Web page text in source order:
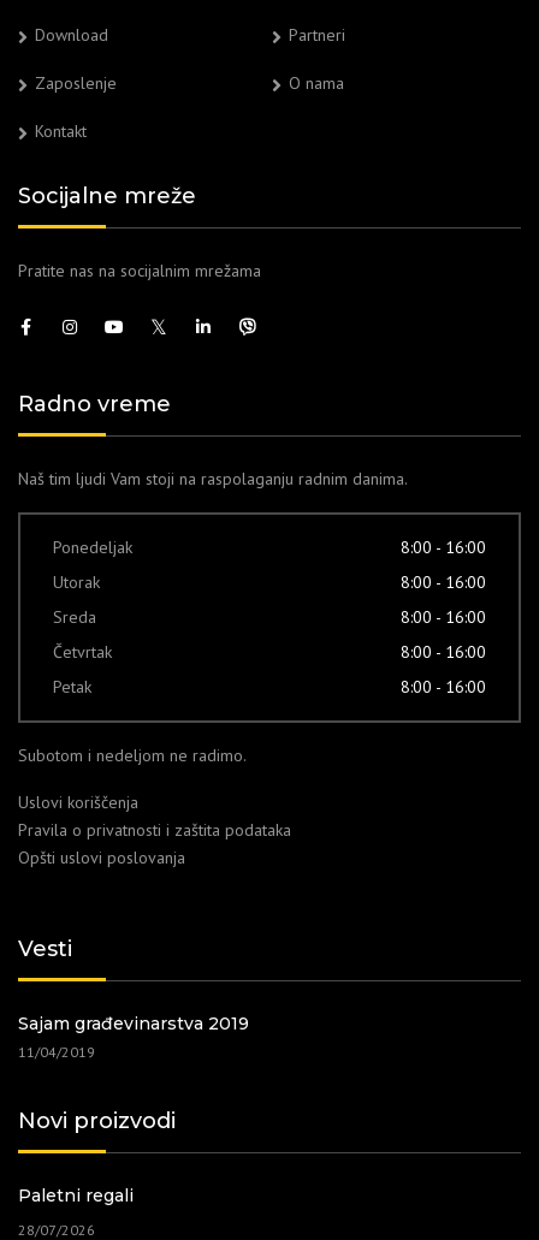
Download Partneri
Zaposlenje O nama
Kontakt
Socijalne mreže
Pratite nas na socijalnim mrežama
Radno vreme
Naš tim ljudi Vam stoji na raspolaganju radnim danima.
Ponedeljak
8:00 - 16:00
Utorak
8:00 - 16:00
Sreda
8:00 - 16:00
Četvrtak
8:00 - 16:00
Petak
8:00 - 16:00
Subotom i nedeljom ne radimo.
Uslovi koriščenja
Pravila o privatnosti i zaštita podataka
Opšti uslovi poslovanja
Vesti
Sajam građevinarstva 2019
11/04/2019
Novi proizvodi
Paletni regali
28/07/2026